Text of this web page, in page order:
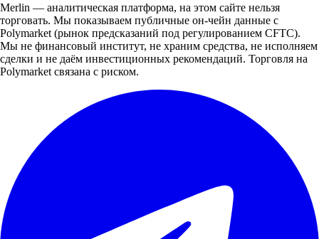
Merlin — аналитическая платформа, на этом сайте нельзя
торговать. Мы показываем публичные он-чейн данные с
Polymarket (рынок предсказаний под регулированием CFTC).
Мы не финансовый институт, не храним средства, не исполняем
сделки и не даём инвестиционных рекомендаций. Торговля на
Polymarket связана с риском.